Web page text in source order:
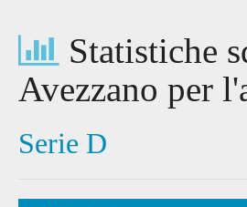
Statistiche
Avezzano per
Serie D